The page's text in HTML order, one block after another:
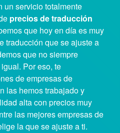
un servicio totalmente
precios de traducción
que hoy en día es muy
traducción que se ajuste a
que no siempre
Por eso, te
de empresas de
las hemos trabajado y
alta con precios muy
las mejores empresas de
la que se ajuste a ti.